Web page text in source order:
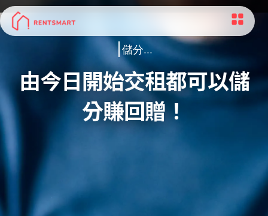
儲分 ...
由今日開始交租都可以儲
分賺回贈！